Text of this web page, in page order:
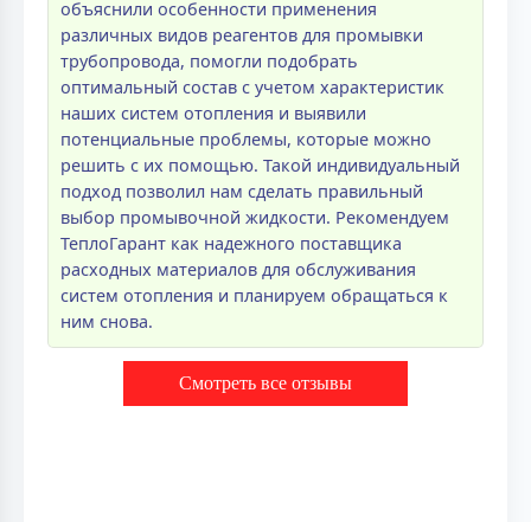
объяснили особенности применения
различных видов реагентов для промывки
трубопровода, помогли подобрать
оптимальный состав с учетом характеристик
наших систем отопления и выявили
потенциальные проблемы, которые можно
решить с их помощью. Такой индивидуальный
подход позволил нам сделать правильный
выбор промывочной жидкости. Рекомендуем
ТеплоГарант как надежного поставщика
расходных материалов для обслуживания
систем отопления и планируем обращаться к
ним снова.
Смотреть все отзывы